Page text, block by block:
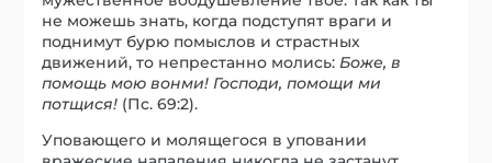
не можешь знать, когда подступят враги и
поднимут бурю помыслов и страстных
движений, то непрестанно молись: Боже, в
помощь мою вонми! Господи, помощи ми
потщися! (Пс. 69:2).
Уповающего и молящегося в уповании